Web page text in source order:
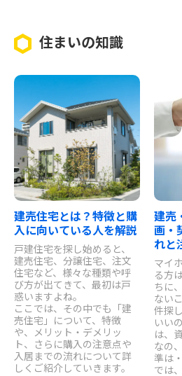
住まいの知識
建売住宅とは？特徴と購
入に向いている人を解説
戸建住宅を探し始めると、
建売住宅、分譲住宅、注文
住宅など、様々な種類や呼
び方が出てきて、最初は戸
惑いますよね。
ここでは、その中でも「建
売住宅」について、特徴
や、メリット・デメリッ
ト、さらに購入の注意点や
入居までの流れについて詳
しくご紹介していきます。
建売
画・
れと
マイ
る方
ちに
ない
件探
いい
は、
なの
準は
では